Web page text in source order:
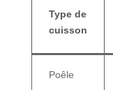
Type de
cuisson
Poêle